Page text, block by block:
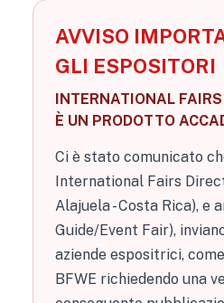
AVVISO
GLI ESPOSITORI
INTERNATIONAL
È UN PRODOTTO
Ci è stato comunicato
International Fairs
Alajuela - Costa Rica), e
Guide/Event Fair),
aziende espositrici,
BFWE richiedendo una